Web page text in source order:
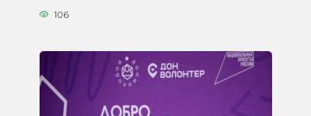
106